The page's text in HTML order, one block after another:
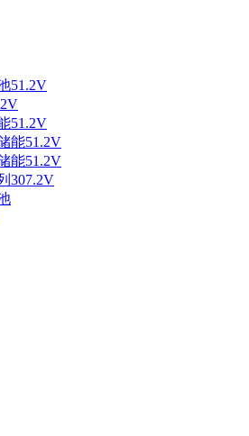
51.2V
51.2V
能51.2V
能51.2V
307.2V